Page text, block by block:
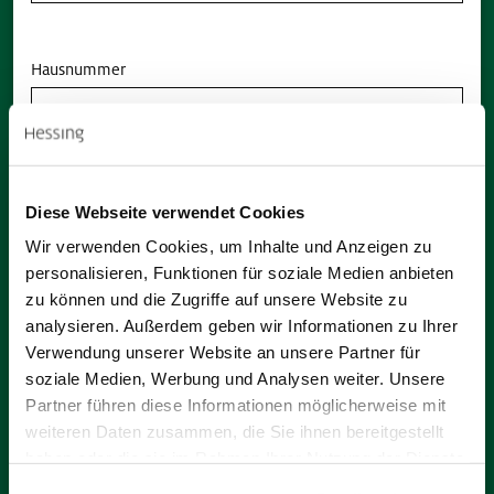
Diese Webseite verwendet Cookies
Wir verwenden Cookies, um Inhalte und Anzeigen zu
personalisieren, Funktionen für soziale Medien anbieten
zu können und die Zugriffe auf unsere Website zu
analysieren. Außerdem geben wir Informationen zu Ihrer
Verwendung unserer Website an unsere Partner für
soziale Medien, Werbung und Analysen weiter. Unsere
Partner führen diese Informationen möglicherweise mit
weiteren Daten zusammen, die Sie ihnen bereitgestellt
Hausnummer
Telefon
Nachricht